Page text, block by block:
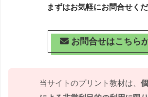
まずはお気軽にお問合せくだ
お問合せはこちら
当サイトのプリント教材は、